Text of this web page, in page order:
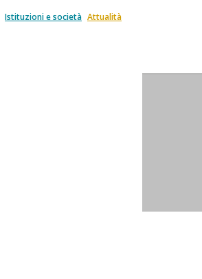
Istituzioni e società Attualità